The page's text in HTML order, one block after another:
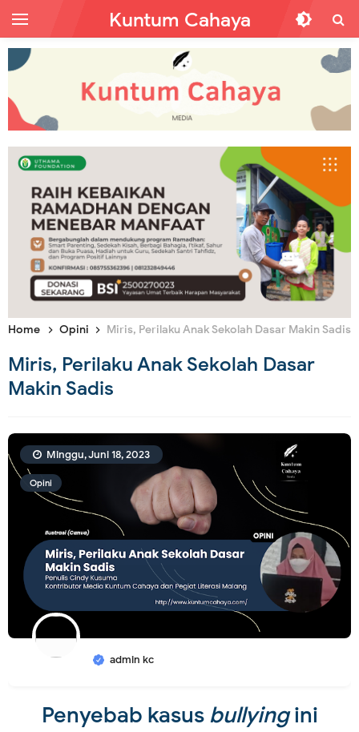
Kuntum Cahaya
Home Opini Miris, Perilaku Anak Sekolah Dasar Makin Sadis
Miris, Perilaku Anak Sekolah Dasar
Makin Sadis
Opini
admin kc
Minggu, Juni 18, 2023
Penyebab kasus bullyingini